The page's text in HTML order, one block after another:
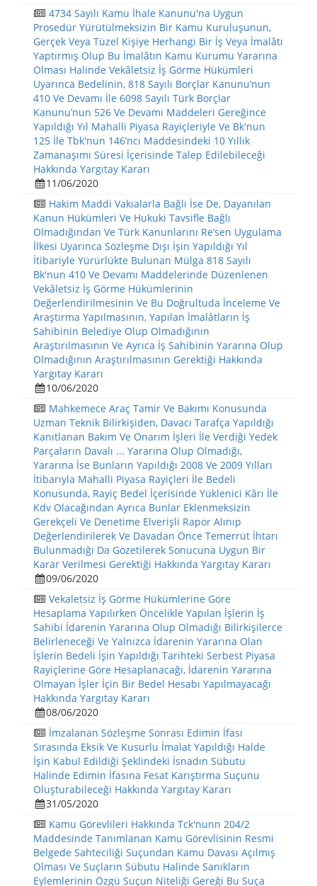
4734 Sayılı Kamu İhale Kanunu'na Uygun
Prosedür Yürütülmeksizin Bir Kamu Kuruluşunun,
Gerçek Veya Tüzel Kişiye Herhangi Bir İş Veya İmalâtı
Yaptırmış Olup Bu İmalâtın Kamu Kurumu Yararına
Olması Halinde Vekâletsiz İş Görme Hükümleri
Uyarınca Bedelinin, 818 Sayılı Borçlar Kanunu’nun
410 Ve Devamı İle 6098 Sayılı Türk Borçlar
Kanunu’nun 526 Ve Devamı Maddeleri Gereğince
Yapıldığı Yıl Mahalli Piyasa Rayiçleriyle Ve Bk'nun
125 İle Tbk'nun 146’ncı Maddesindeki 10 Yıllık
Zamanaşımı Süresi İçerisinde Talep Edilebileceği
Hakkında Yargıtay Kararı
11/06/2020
Hakim Maddi Vakıalarla Bağlı İse De, Dayanılan
Kanun Hükümleri Ve Hukuki Tavsifle Bağlı
Olmadığından Ve Türk Kanunlarını Re’sen Uygulama
İlkesi Uyarınca Sözleşme Dışı İşin Yapıldığı Yıl
İtibariyle Yürürlükte Bulunan Mülga 818 Sayılı
Bk'nun 410 Ve Devamı Maddelerinde Düzenlenen
Vekâletsiz İş Görme Hükümlerinin
Değerlendirilmesinin Ve Bu Doğrultuda İnceleme Ve
Araştırma Yapılmasının, Yapılan İmalâtların İş
Sahibinin Belediye Olup Olmadığının
Araştırılmasının Ve Ayrıca İş Sahibinin Yararına Olup
Olmadığının Araştırılmasının Gerektiği Hakkında
Yargıtay Kararı
10/06/2020
Mahkemece Araç Tamir Ve Bakımı Konusunda
Uzman Teknik Bilirkişiden, Davacı Tarafça Yapıldığı
Kanıtlanan Bakım Ve Onarım İşleri İle Verdiği Yedek
Parçaların Davalı ... Yararına Olup Olmadığı,
Yararına İse Bunların Yapıldığı 2008 Ve 2009 Yılları
İtibarıyla Mahalli Piyasa Rayiçleri İle Bedeli
Konusunda, Rayiç Bedel İçerisinde Yüklenici Kârı İle
Kdv Olacağından Ayrıca Bunlar Eklenmeksizin
Gerekçeli Ve Denetime Elverişli Rapor Alınıp
Değerlendirilerek Ve Davadan Önce Temerrüt İhtarı
Bulunmadığı Da Gözetilerek Sonucuna Uygun Bir
Karar Verilmesi Gerektiği Hakkında Yargıtay Kararı
09/06/2020
Vekaletsiz İş Görme Hükümlerine Göre
Hesaplama Yapılırken Öncelikle Yapılan İşlerin İş
Sahibi İdarenin Yararına Olup Olmadığı Bilirkişilerce
Belirleneceği Ve Yalnızca İdarenin Yararına Olan
İşlerin Bedeli İşin Yapıldığı Tarihteki Serbest Piyasa
Rayiçlerine Göre Hesaplanacağı, İdarenin Yararına
Olmayan İşler İçin Bir Bedel Hesabı Yapılmayacağı
Hakkında Yargıtay Kararı
08/06/2020
İmzalanan Sözleşme Sonrası Edimin İfası
Sırasında Eksik Ve Kusurlu İmalat Yapıldığı Halde
İşin Kabul Edildiği Şeklindeki İsnadın Sübutu
Halinde Edimin İfasına Fesat Karıştırma Suçunu
Oluşturabileceği Hakkında Yargıtay Kararı
31/05/2020
Kamu Görevlileri Hakkında Tck'nunn 204/2
Maddesinde Tanımlanan Kamu Görevlisinin Resmi
Belgede Sahteciliği Suçundan Kamu Davası Açılmış
Olması Ve Suçların Sübutu Halinde Sanıkların
Eylemlerinin Özgü Suçun Niteliği Gereği Bu Suça